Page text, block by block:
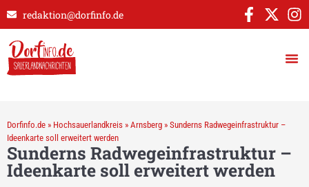
redaktion@dorfinfo.de
Dorfinfo.de » Hochsauerlandkreis » Arnsberg » Sunderns Radwegeinfrastruktur –
Ideenkarte soll erweitert werden
Sunderns Radwegeinfrastruktur –
Ideenkarte soll erweitert werden